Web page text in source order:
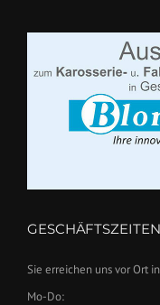
GESCHÄFTSZEITEN
Sie erreichen uns vor Ort
Mo-Do: